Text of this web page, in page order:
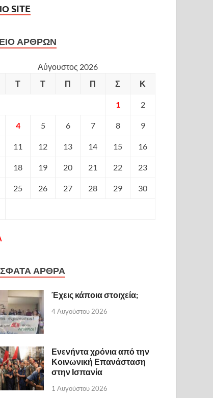
SITE
ΑΡΘΡΩΝ
Αύγουστος 2026
Τ Τ Π Π Σ Κ
1 2
4 5 6 7 8 9
11 12 13 14 15 16
18 19 20 21 22 23
25 26 27 28 29 30
ΑΡΘΡΑ
Έχεις κάποια στοιχεία;
4 Αυγούστου 2026
Ενενήντα χρόνια από την
Κοινωνική Επανάσταση
στην Ισπανία
1 Αυγούστου 2026